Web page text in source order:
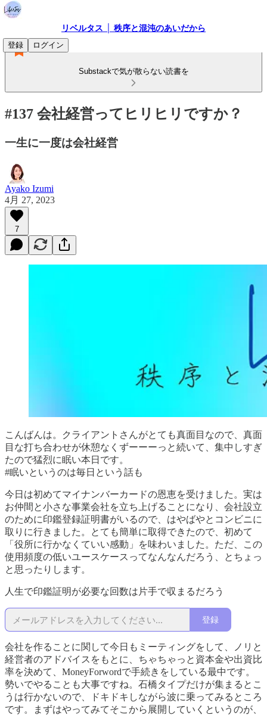
リベルタス │ 秩序と混沌のあいだから
登録
ログイン
Substackで気が散らない読書を
#137 会社経営ってヒリヒリですか？
一生に一度は会社経営
Ayako Izumi
4月 27, 2023
7
こんばんは。クライアントさんがとても真面目なので、真面
目な打ち合わせが休憩なくずーーーっと続いて、集中しすぎ
たので猛烈に眠い本日です。
#眠いというのは毎日という話も
今日は初めてマイナンバーカードの恩恵を受けました。実は
お仲間と小さな事業会社を立ち上げることになり、会社設立
のために印鑑登録証明書がいるので、はやばやとコンビニに
取りに行きました。とても簡単に取得できたので、初めて
「役所に行かなくていい感動」を味わいました。ただ、この
使用頻度の低いユースケースってなんなんだろう、とちょっ
と思ったりします。
人生で印鑑証明が必要な回数は片手で収まるだろう
登録
会社を作ることに関して今日もミーティングをして、ノリと
経営者のアドバイスをもとに、ちゃちゃっと資本金や出資比
率を決めて、MoneyForwordで手続きをしている最中です。
勢いでやることも大事ですね。石橋タイプだけが集まるとこ
うは行かないので、ドキドキしながら波に乗ってみるところ
です。まずはやってみてそこから展開していくというのが、